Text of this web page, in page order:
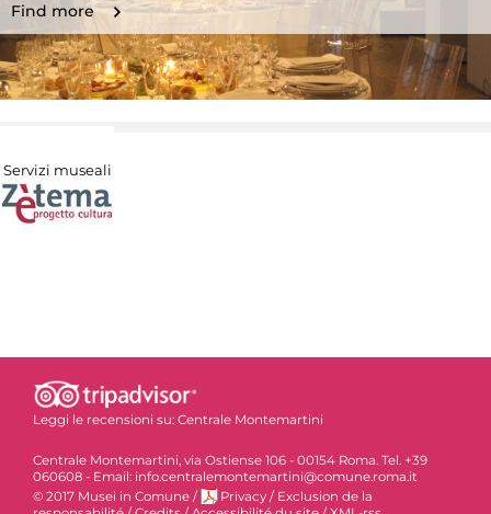
Find more
Servizi museali
Leggi le recensioni su: Centrale Montemartini
Centrale Montemartini, via Ostiense 106 - 00154 Roma. Tel. +39
060608 - Email: info.centralemontemartini@comune.roma.it
© 2017 Musei in Comune / Privacy / Exclusion de la